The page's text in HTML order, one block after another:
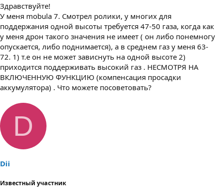
Здравствуйте!
У меня mobula 7. Смотрел ролики, у многих для
поддержания одной высоты требуется 47-50 газа, когда как
у меня дрон такого значения не имеет ( он либо понемногу
опускается, либо поднимается), а в среднем газ у меня 63-
72. 1) т.е он не может зависнуть на одной высоте 2)
приходится поддерживать высокий газ . НЕСМОТРЯ НА
ВКЛЮЧЕННУЮ ФУНКЦИЮ (компенсация просадки
аккумулятора) . Что можете посоветовать?
D
Dii
Известный участник